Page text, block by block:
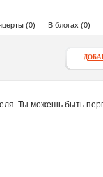
(0) В блогах (0)
Ты можешь быть